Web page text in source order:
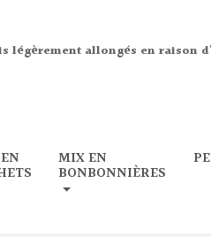
légèrement allongés en raison
MIX EN
BONBONNIÈRES